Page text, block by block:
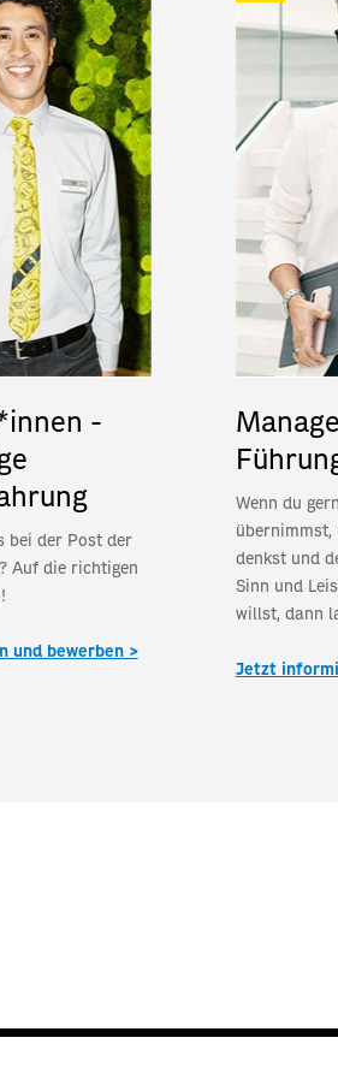
-
bei der Post der
Auf die richtigen
und bewerben >
Wenn du
übernimmst,
denkst und
Sinn und
willst, dann
Jetzt